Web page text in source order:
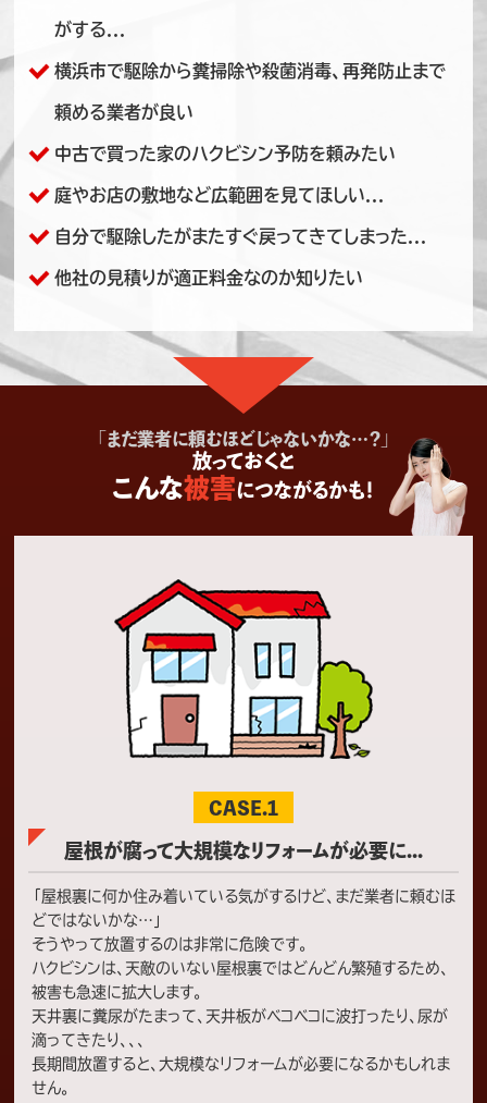
除・再発防止対策をご依頼いただきました。
ら、ハクビシンが建物内へ侵入しており、耳障り
な鳴き声や糞尿による天井のシミ、恐怖心など
の理由からお問い合わせをいただきました。
【作業内容】 ・追い出し作業 ・糞清掃 ・侵入
横浜市 ハクビシン駆除
横浜市港南区A様邸 ハクビシン対策施
神奈川県横浜市のお客様のご依頼でハクビシ
ンの駆除・再発防止施工を行いました。 屋根
の隙間や床下通風口といった場所から、ハクビ
シンが建物内へ侵入しており、糞尿による天井
のシミやノミ・ダニ被害、恐怖心などの理由か
らお問い合わせをいただきました。 【作業内
容】 ・追い出し作業 ・糞清掃 ・侵入経路封鎖
ま…⇒もっと見る
神奈川県横浜市のお客様よりハクビシンの駆
除・再発防止対策をご依頼いただきました。
外壁の隙間や換気口、配管引き込み部等がハ
クビシンの侵入経路と疑われました。お問い合
わせの理由としては、耳障りな鳴き声やノミ・
ダニ被害、大きな足音等がありました。 【作業
内容】 ・追い出し作業 ・糞清掃 ・侵入経路封
鎖 …⇒もっと見る
ハクビシン駆除
横浜市A様邸 ハクビシン対策施工
2022/6/16
除・再発防止対策をご依頼いただきました。
床下通風口といった場所から、ハクビシンが建
物内へ侵入しており、糞尿による天井のシミや
ノミ・ダニ被害、大きな足音などの理由からお
問い合わせをいただきました。 【作業内容】 ・
追い出し作業 ・糞清掃 ・侵入経路封鎖 ・マ
ー…⇒もっと見る
横浜市 ハクビシン駆除
がする...
横浜市で駆除から糞掃除や殺菌消毒、再発防止まで
頼める業者が良い
中古で買った家のハクビシン予防を頼みたい
庭やお店の敷地など広範囲を見てほしい...
自分で駆除したがまたすぐ戻ってきてしまった...
他社の見積りが適正料金なのか知りたい
「まだ業者に頼むほどじゃないかな…？」
放っておくと
こんな被害につながるかも！
CASE.1
屋根が腐って大規模なリフォームが必要に...
「屋根裏に何か住み着いている気がするけど、まだ業者に頼むほ
どではないかな…」
そうやって放置するのは非常に危険です。
ハクビシンは、天敵のいない屋根裏ではどんどん繁殖するため、
被害も急速に拡大します。
天井裏に糞尿がたまって、天井板がベコベコに波打ったり、尿が
滴ってきたり、、、
長期間放置すると、大規模なリフォームが必要になるかもしれま
せん。